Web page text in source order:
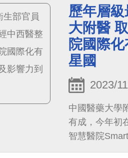
更將影響力擴
長麥錫威率團
色，尤其癌症
團感到驚艷。
歷年層
大附醫
院國際
星國
2023/
中國醫藥大學
有成，今年初
智慧醫院